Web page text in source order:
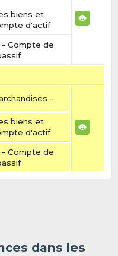
biens et
d'actif
- Compte de
-
biens et
d'actif
- Compte de
dans les